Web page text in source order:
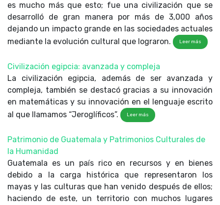
es mucho más que esto; fue una civilización que se
desarrolló de gran manera por más de 3,000 años
dejando un impacto grande en las sociedades actuales
mediante la evolución cultural que lograron.
Leer más
Civilización egipcia: avanzada y compleja
La civilización egipcia, además de ser avanzada y
compleja, también se destacó gracias a su innovación
en matemáticas y su innovación en el lenguaje escrito
al que llamamos “Jeroglíficos”.
Leer más
Patrimonio de Guatemala y Patrimonios Culturales de
la Humanidad
Guatemala es un país rico en recursos y en bienes
debido a la carga histórica que representaron los
mayas y las culturas que han venido después de ellos;
haciendo de este, un territorio con muchos lugares